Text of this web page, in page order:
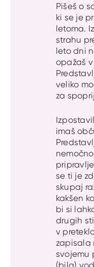
Pišeš o
ki se je
letoma.
strahu
leto dni
opažaš v
veliko
za
imaš
se ti je
skupaj
kakšen
bi si
drugih
v
zapisala
svojemu
(bila)